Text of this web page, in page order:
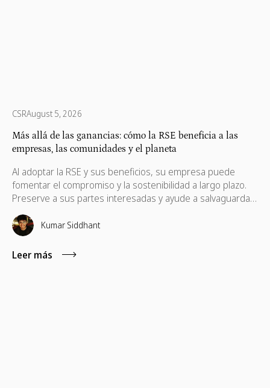
CSRAugust 5, 2026
Más allá de las ganancias: cómo la RSE beneficia a las
empresas, las comunidades y el planeta
Al adoptar la RSE y sus beneficios, su empresa puede
fomentar el compromiso y la sostenibilidad a largo plazo.
Preserve a sus partes interesadas y ayude a salvaguardar
sus intereses, que también son necesarios para su
progreso.Kumar Siddhant
Leer más